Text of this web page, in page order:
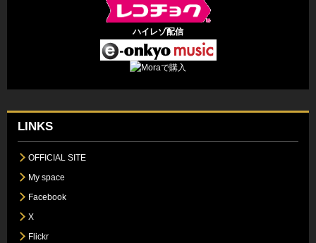
ハイレゾ配信
LINKS
OFFICIAL SITE
My space
Facebook
X
Flickr